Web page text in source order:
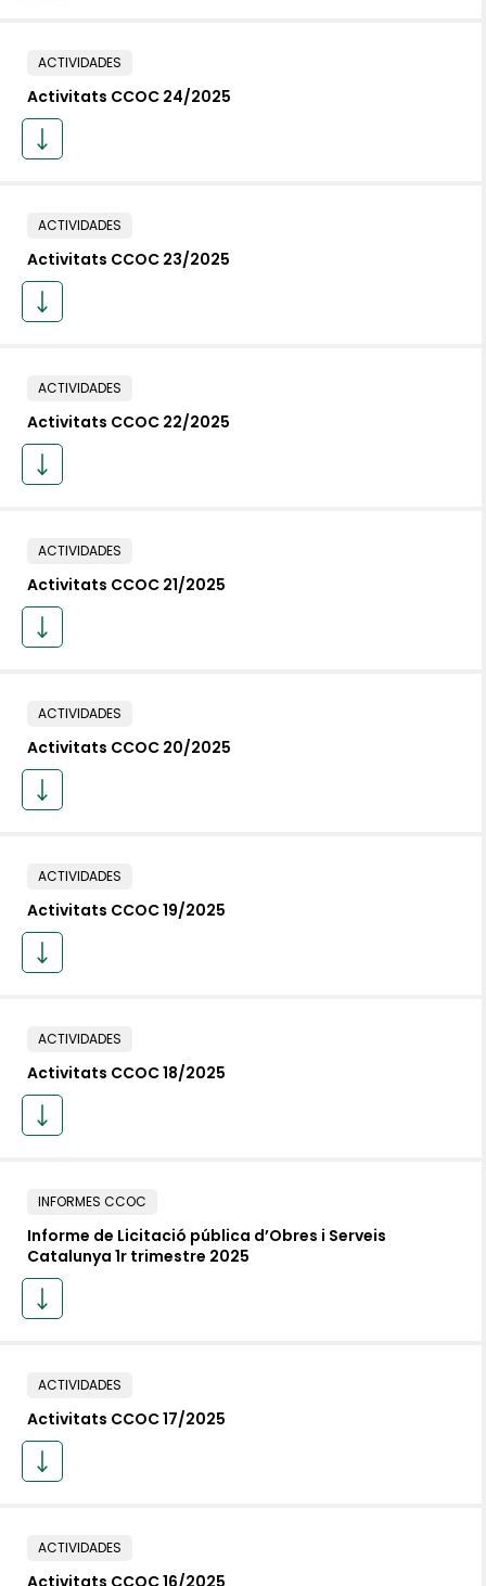
ACTIVIDADES
Activitats CCOC 24/2025
ACTIVIDADES
Activitats CCOC 23/2025
ACTIVIDADES
Activitats CCOC 22/2025
ACTIVIDADES
Activitats CCOC 21/2025
ACTIVIDADES
Activitats CCOC 20/2025
ACTIVIDADES
Activitats CCOC 19/2025
ACTIVIDADES
Activitats CCOC 18/2025
INFORMES CCOC
Informe de Licitació pública d’Obres i Serveis
Catalunya 1r trimestre 2025
ACTIVIDADES
Activitats CCOC 17/2025
ACTIVIDADES
Activitats CCOC 16/2025